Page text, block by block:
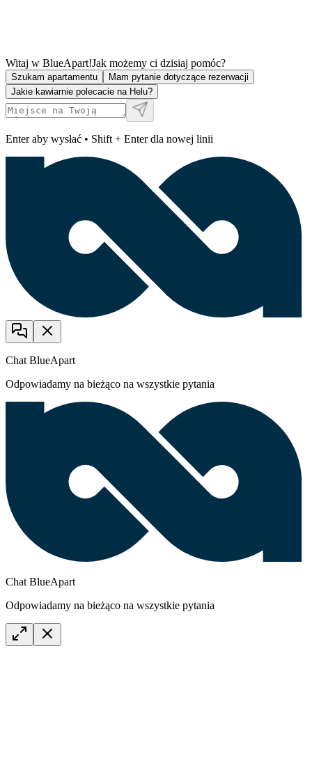
Witaj w BlueApart!Jak możemy ci dzisiaj pomóc?
Szukam apartamentu
Mam pytanie dotyczące rezerwacji
Jakie kawiarnie polecacie na Helu?
Enter aby wysłać • Shift + Enter dla nowej linii
Chat BlueApart
Odpowiadamy na bieżąco na wszystkie pytania
Chat BlueApart
Odpowiadamy na bieżąco na wszystkie pytania